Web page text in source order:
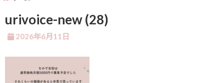
urivoice-new (28)
2026年6月11日